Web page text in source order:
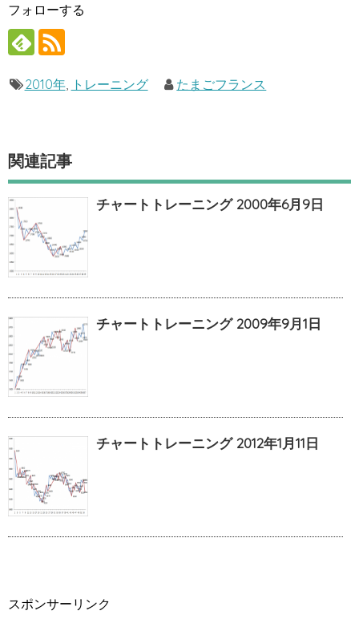
フォローする
2010年, トレーニング たまごフランス
関連記事
チャートトレーニング 2000年6月9日
チャートトレーニング 2009年9月1日
チャートトレーニング 2012年1月11日
スポンサーリンク